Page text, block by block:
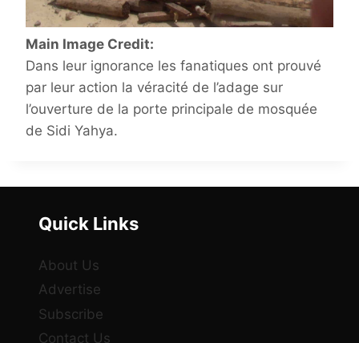
Main Image Credit:
Dans leur ignorance les fanatiques ont prouvé
par leur action la véracité de l’adage sur
l’ouverture de la porte principale de mosquée
de Sidi Yahya.
Quick Links
About Us
Advertise
Subscribe
Contact Us